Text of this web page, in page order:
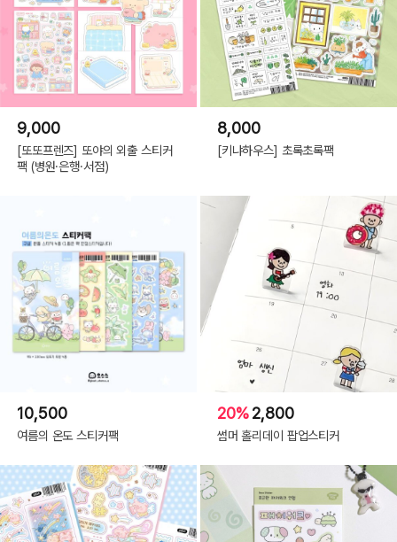
9,000
[또또프렌즈] 또야의 외출 스티커
팩 (병원·은행·서점)
8,000
[키냐하우스] 초록초록팩
10,500
여름의 온도 스티커팩
20%2,800
썸머 홀리데이 팝업스티커